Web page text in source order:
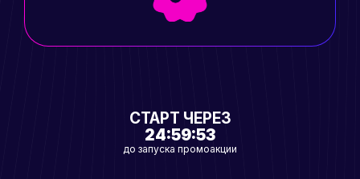
СТАРТ ЧЕРЕЗ
24:59:53
до запуска промоакции